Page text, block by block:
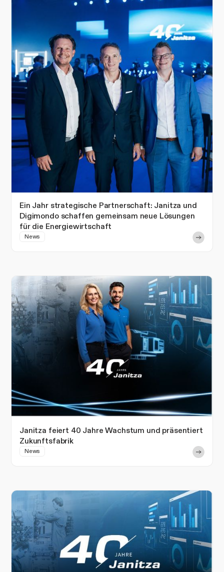
Ein Jahr strategische Partnerschaft: Janitza und
Digimondo schaffen gemeinsam neue Lösungen
für die Energiewirtschaft
News
Janitza feiert 40 Jahre Wachstum und präsentiert
Zukunftsfabrik
News